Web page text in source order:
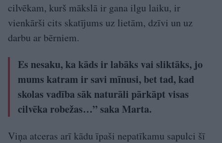
cilvēkam, kurš mākslā ir gana ilgu laiku, ir
vienkārši cits skatījums uz lietām, dzīvi un uz
darbu ar bērniem.
Es nesaku, ka kāds ir labāks vai sliktāks, jo
mums katram ir savi mīnusi, bet tad, kad
skolas vadība sāk naturāli pārkāpt visas
cilvēka robežas…” saka Marta.
Viņa atceras arī kādu īpaši nepatīkamu sapulci šī